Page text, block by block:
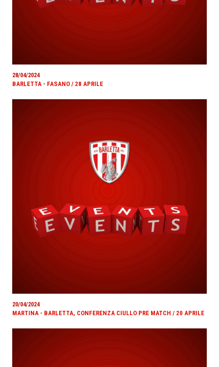
28/04/2024
BARLETTA - FASANO / 28 APRILE
20/04/2024
MARTINA - BARLETTA, CONFERENZA CIULLO PRE MATCH / 20 APRILE